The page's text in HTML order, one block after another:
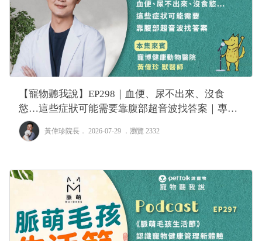
【寵物聽我說】EP298｜血便、尿不出來、沒食
慾…這些症狀可能需要靠腹部超音波找答案｜專業
獸醫—黃偉珍
黃偉珍院長 ． 2026-07-29 ． 瀏覽 2332